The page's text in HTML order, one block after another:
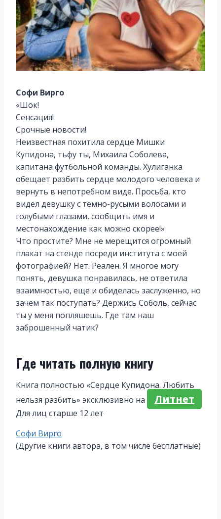
Софи Вирго
«Шок!
Сенсация!
Срочные новости!
Неизвестная похитила сердце Мишки
Купидона, тьфу ты, Михаила Соболева,
капитана футбольной команды. Хулиганка
обещает разбить сердце молодого человека и
вернуть в непотребном виде. Просьба, кто
видел девушку с темно-русыми волосами и
голубыми глазами, сообщить имя и
местонахождение как можно скорее!»
Что простите? Мне не мерещится огромный
плакат на стенде посреди института с моей
фотографией? Нет. Реален. Я многое могу
понять, девушка понравилась, не ответила
взаимностью, еще и обиделась заслуженно, но
зачем так поступать? Держись Соболь, сейчас
ты у меня попляшешь. Где там наш
заброшенный чатик?
Где читать полную книгу
Книга полностью «Сердце Купидона. Любить
нельзя разбить» эксклюзивно на
Литнет
Для лиц старше 12 лет
Метки
записи:
Софи Вирго
(Другие книги автора, в том числе бесплатные)